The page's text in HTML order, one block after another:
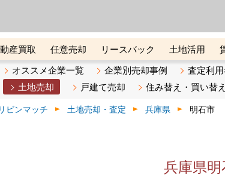
産買取 任意売却 リースバック 土地活用
スト不動産カンパニー オンライン講座 リビン
オススメ企業一覧 企業別売却事例 査定利
土地売却 戸建て売却 住み替え・買い替え
ビンマッチ 土地売却・査定 兵庫県 明石市
兵庫県